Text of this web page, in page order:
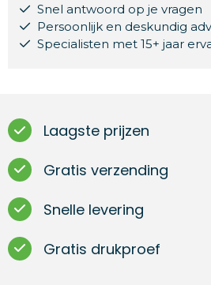
Snel antwoord op je vragen
Persoonlijk en deskundig
Specialisten met 15+ jaar
Laagste prijzen
Gratis verzending
Snelle levering
Gratis drukproef